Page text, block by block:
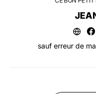
sauf erreur de